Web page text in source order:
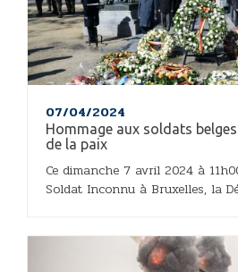
07/04/2024
Hommage aux soldats
de la paix
Ce dimanche 7 avril 2024 à
Soldat Inconnu à Bruxelles, la